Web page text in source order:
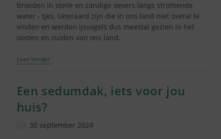
broeden in steile en zandige oevers langs stromende
water ‐ tjes. Uiteraard zijn die in ons land niet overal te
vinden en werden ijsvogels dus meestal gezien in het
oosten en zuiden van ons land.
Lees VerderDe
Ijsvogel
Een sedumdak, iets voor jou
huis?
Bericht30 september 2024